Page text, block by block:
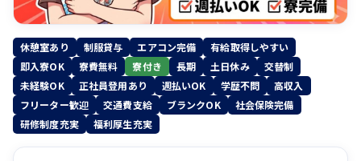
休憩室あり 制服貸与 エアコン完備
有給取得しやすい
即入寮OK
寮費無料 寮付き 長期 土日休み
交替制
未経験OK
正社員登用あり 週払いOK 学歴不問
高収入
フリーター歓迎
交通費支給 ブランクOK
社会保険完備
研修制度充実
福利厚生充実